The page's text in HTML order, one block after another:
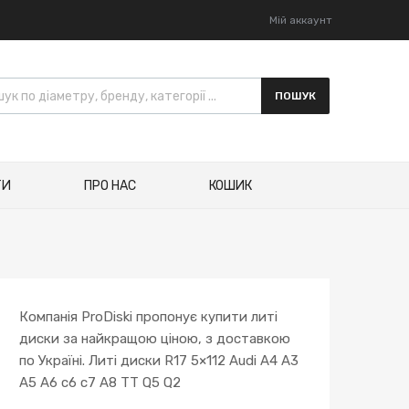
Мій аккаунт
товарів
ПОШУК
ПРО НАС КОШИК
Компанія ProDiski пропонує купити литі
диски за найкращою ціною, з доставкою
по Україні. Литі диски R17 5×112 Audi A4 A3
A5 A6 c6 c7 A8 TT Q5 Q2